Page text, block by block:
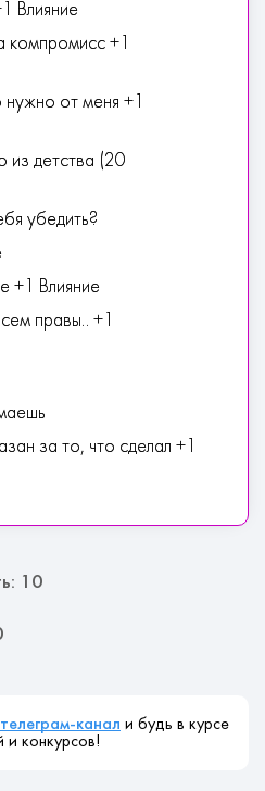
Влияние
компромисс +1
нужно от меня +1
из детства (20
убедить?
+1 Влияние
правы.. +1
за то, что сделал +1
10
телеграм-канал и будь в курсе
и конкурсов!